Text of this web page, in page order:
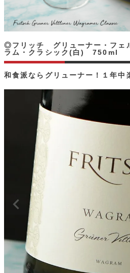
和食派ならグリューナー！１年中
◎フリッチ グリューナー・フェ
ラム・クラシック(白) 750ml